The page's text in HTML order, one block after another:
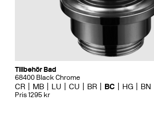
Tillbehör Bad
68400 Black Chrome
CR MB LU CU BR BC HG BN
Pris 1295 kr